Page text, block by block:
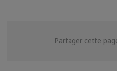
Partager cette